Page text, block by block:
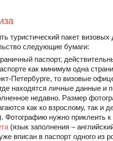
туристический пакет
следующие бумаги:
паспорт,
как минимум одна
Петербурге, то визовые
находятся личные данные и
недавно. Размер
как ко взрослому, так и
Фотографию нужно приклеить к
(язык заполнения –
вписан в паспорт одного из